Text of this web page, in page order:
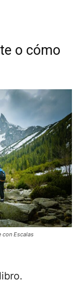
o cómo
con Escalas